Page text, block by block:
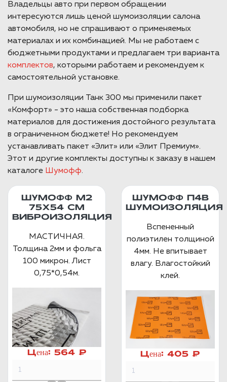
Владельцы авто при первом обращении
интересуются лишь ценой шумоизоляции салона
автомобиля, но не спрашивают о применяемых
материалах и их комбинацией. Мы не работаем с
бюджетными продуктами и предлагаем три варианта
комплектов, которыми работаем и рекомендуем к
самостоятельной установке.
При шумоизоляции Танк 300 мы применили пакет
«Комфорт» - это наша собственная подборка
материалов для достижения достойного результата
в ограниченном бюджете! Но рекомендуем
устанавливать пакет «Элит» или «Элит Премиум».
Этот и другие комплекты доступны к заказу в нашем
каталоге Шумофф.
ШУМОФФ М2
75X54 СМ
ВИБРОИЗОЛЯЦИЯ
МАСТИЧНАЯ.
Толщина 2мм и фольга
100 микрон. Лист
0,75*0,54м.
Цена: 564 ₽
ШУМОФФ П4В
ШУМОИЗОЛЯЦИЯ
Вспененный
полиэтилен толщиной
4мм. Не впитывает
влагу. Влагостойкий
клей.
Цена: 405 ₽